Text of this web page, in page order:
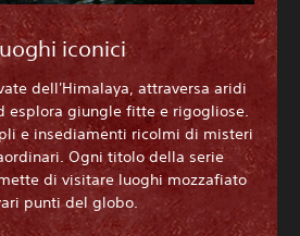
iconici
dell'Himalaya, attraversa aridi
esplora giungle fitte e rigogliose.
e insediamenti ricolmi di misteri
Ogni titolo della serie
di visitare luoghi mozzafiato
punti del globo.